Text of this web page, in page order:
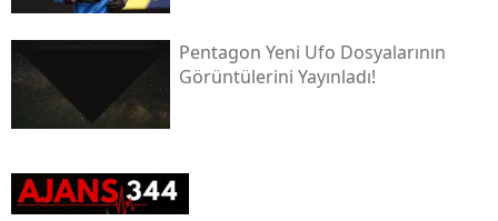
Pentagon Yeni Ufo Dosyalarının
Görüntülerini Yayınladı!